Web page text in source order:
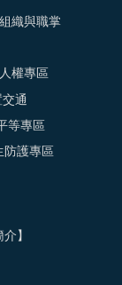
組織與職掌
人權專區
通
等專區
防護專區
】